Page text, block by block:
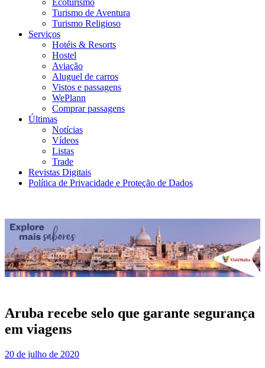
Ecoturismo
Turismo de Aventura
Turismo Religioso
Serviços
Hotéis & Resorts
Hostel
Aviação
Aluguel de carros
Vistos e passagens
WePlann
Comprar passagens
Últimas
Notícias
Vídeos
Listas
Trade
Revistas Digitais
Política de Privacidade e Proteção de Dados
Aruba recebe selo que garante segurança
em viagens
20 de julho de 2020